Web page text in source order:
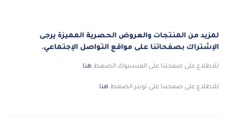
لمزيد من المنتجات والعروض الحصرية المميزة يرجى
الإشتراك بصفحاتنا على مواقع التواصل الإجتماعي.
للاطلاع على صفحتنا على الفيسبوك الضغط هنا.
للاطلاع على صفختنا على تويتر الضغط هنا.